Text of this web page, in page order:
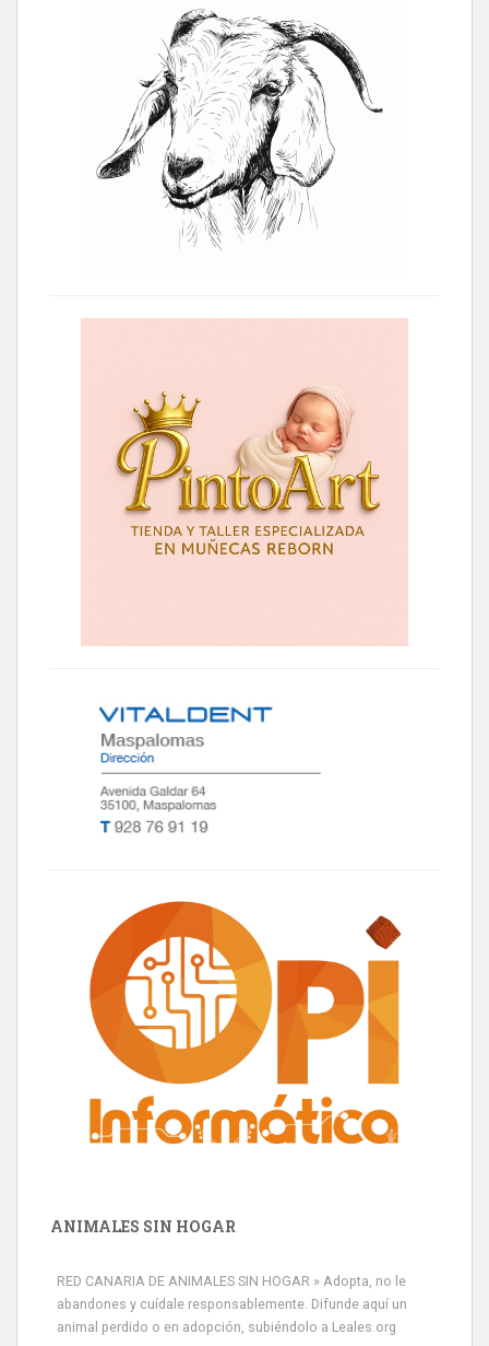
ANIMALES SIN HOGAR
RED CANARIA DE ANIMALES SIN HOGAR » Adopta, no le
abandones y cuídale responsablemente. Difunde aquí un
animal perdido o en adopción, subiéndolo a Leales.org